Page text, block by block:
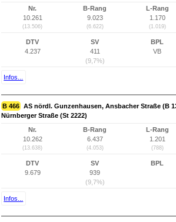
Nr.
10.261
(13.506)
B-Rang
9.023
(6.622)
L-Rang
1.170
(1.019)
DTV
4.237
SV
411
(9,7%)
BPL
VB
Infos...
B 466 AS nördl. Gunzenhausen, Ansbacher Straße (B
Nürnberger Straße (St 2222)
Nr.
10.262
(13.638)
B-Rang
6.437
(4.053)
L-Rang
1.201
(788)
DTV
9.679
SV
939
(9,7%)
BPL
Infos...